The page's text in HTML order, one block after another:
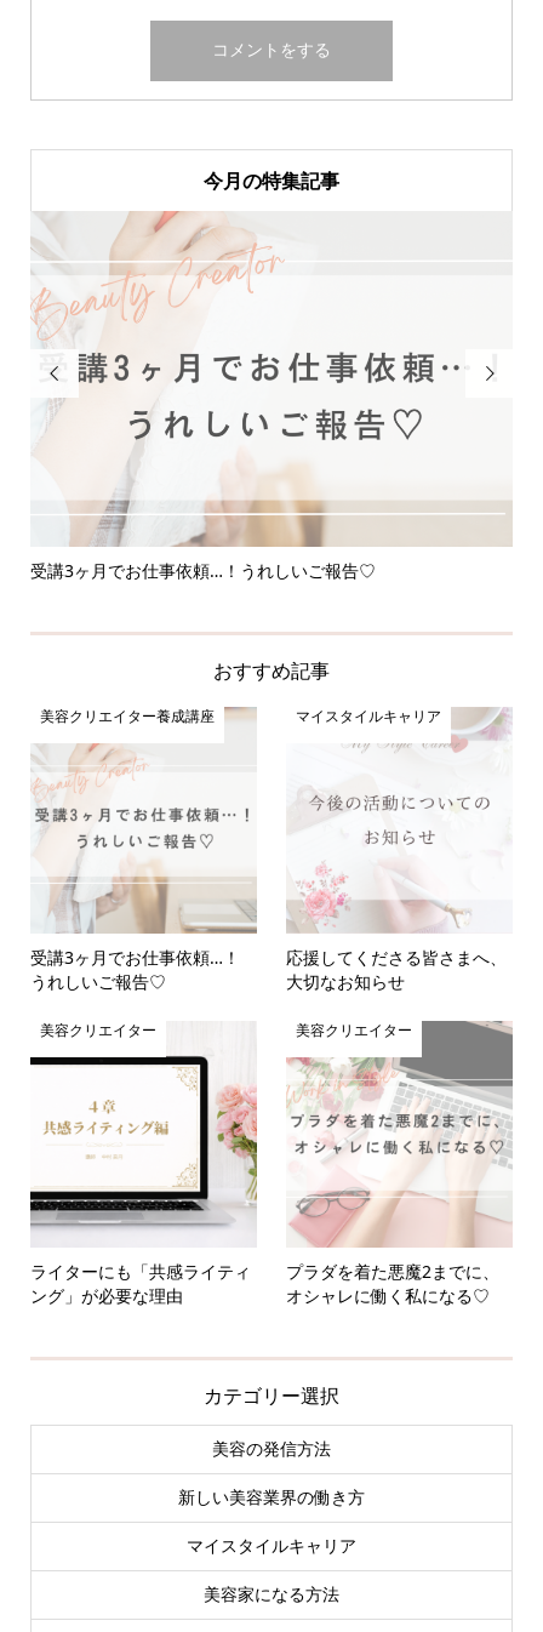
今月の特集記事

受講3ヶ月でお仕事依頼…！うれしいご報告♡

おすすめ記事
美容クリエイター養成講座
受講3ヶ月でお仕事依頼…！
うれしいご報告♡
マイスタイルキャリア
応援してくださる皆さまへ、
大切なお知らせ
美容クリエイター
ライターにも「共感ライティ
ング」が必要な理由
美容クリエイター
プラダを着た悪魔2までに、
オシャレに働く私になる♡
カテゴリー選択
美容の発信方法
新しい美容業界の働き方
マイスタイルキャリア
美容家になる方法